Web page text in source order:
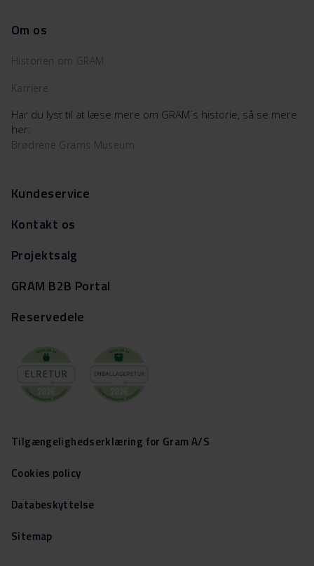
Om os
Historien om GRAM
Karriere
Har du lyst til at læse mere om GRAM´s historie, så se mere
her:
Brødrene Grams Museum
Kundeservice
Kontakt os
Projektsalg
GRAM B2B Portal
Reservedele
Tilgængelighedserklæring for Gram A/S
Cookies policy
Databeskyttelse
Sitemap